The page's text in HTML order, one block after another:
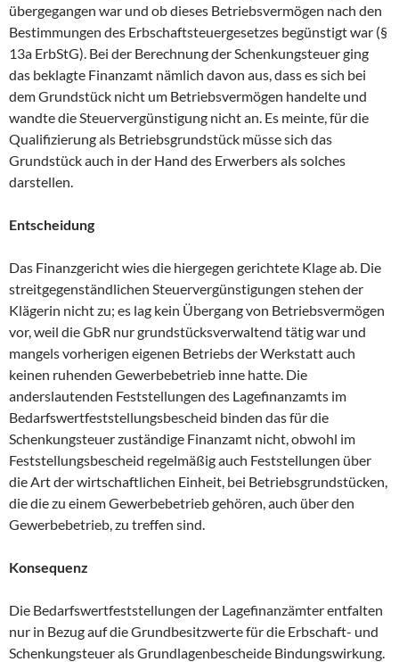
übergegangen war und ob dieses Betriebsvermögen nach den
Bestimmungen des Erbschaftsteuergesetzes begünstigt war (§
13a ErbStG). Bei der Berechnung der Schenkungsteuer ging
das beklagte Finanzamt nämlich davon aus, dass es sich bei
dem Grundstück nicht um Betriebsvermögen handelte und
wandte die Steuervergünstigung nicht an. Es meinte, für die
Qualifizierung als Betriebsgrundstück müsse sich das
Grundstück auch in der Hand des Erwerbers als solches
darstellen.
Entscheidung
Das Finanzgericht wies die hiergegen gerichtete Klage ab. Die
streitgegenständlichen Steuervergünstigungen stehen der
Klägerin nicht zu; es lag kein Übergang von Betriebsvermögen
vor, weil die GbR nur grundstücksverwaltend tätig war und
mangels vorherigen eigenen Betriebs der Werkstatt auch
keinen ruhenden Gewerbebetrieb inne hatte. Die
anderslautenden Feststellungen des Lagefinanzamts im
Bedarfswertfeststellungsbescheid binden das für die
Schenkungsteuer zuständige Finanzamt nicht, obwohl im
Feststellungsbescheid regelmäßig auch Feststellungen über
die Art der wirtschaftlichen Einheit, bei Betriebsgrundstücken,
die die zu einem Gewerbebetrieb gehören, auch über den
Gewerbebetrieb, zu treffen sind.
Konsequenz
Die Bedarfswertfeststellungen der Lagefinanzämter entfalten
nur in Bezug auf die Grundbesitzwerte für die Erbschaft- und
Schenkungsteuer als Grundlagenbescheide Bindungswirkung.